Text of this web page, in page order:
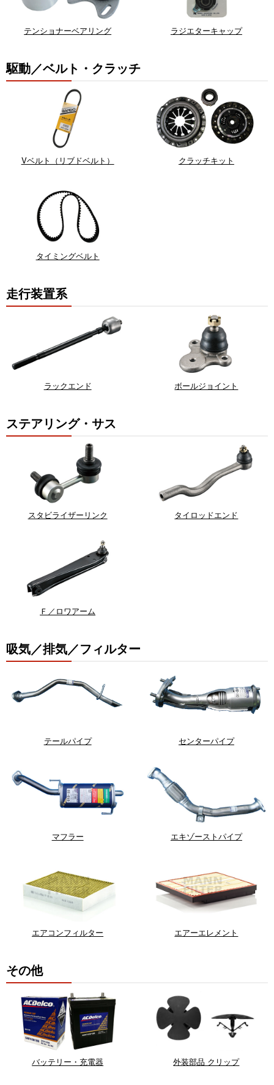
テンショナーベアリング ラジエターキャップ
駆動／ベルト・クラッチ
Vベルト（リブドベルト） クラッチキット
タイミングベルト
走行装置系
ラックエンド ボールジョイント
ステアリング・サス
スタビライザーリンク タイロッドエンド
Ｆ／ロワアーム
吸気／排気／フィルター
テールパイプ センターパイプ
マフラー エキゾーストパイプ
エアコンフィルター エアーエレメント
その他
バッテリー・充電器 外装部品 クリップ